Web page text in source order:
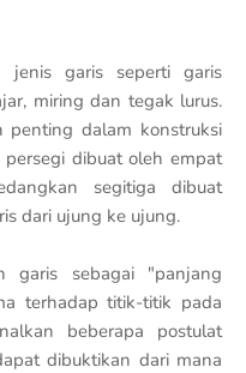
jenis garis seperti garis
miring dan tegak lurus.
penting dalam konstruksi
dibuat oleh empat
segitiga dibuat
dari ujung ke ujung.
garis sebagai "panjang
terhadap titik-titik pada
beberapa postulat
dibuktikan dari mana